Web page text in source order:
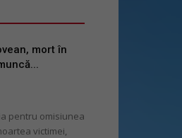
mort în
pentru omisiunea
victimei,